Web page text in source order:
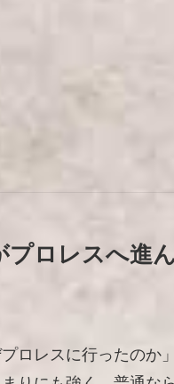
プロレスへ進
プロレスに行ったの